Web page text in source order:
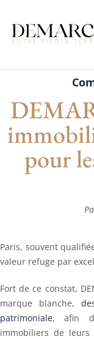
pour
Paris, souvent
valeur refuge par
Fort de ce constat,
marque blanche,
patrimoniale, afin
immobiliers de leurs